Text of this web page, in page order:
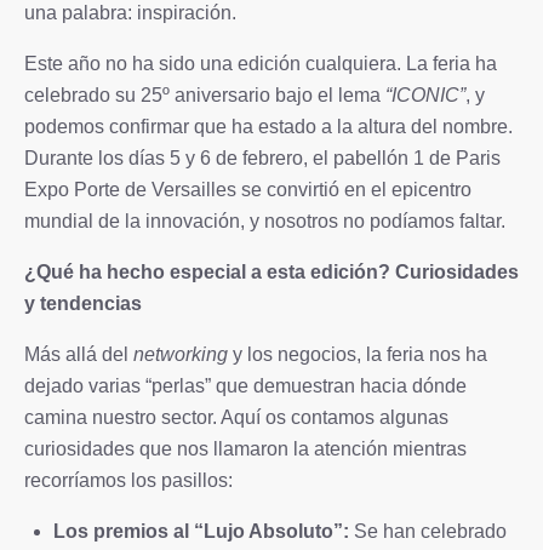
una palabra: inspiración.
Este año no ha sido una edición cualquiera. La feria ha
celebrado su 25º aniversario bajo el lema “ICONIC”, y
podemos confirmar que ha estado a la altura del nombre.
Durante los días 5 y 6 de febrero, el pabellón 1 de Paris
Expo Porte de Versailles se convirtió en el epicentro
mundial de la innovación, y nosotros no podíamos faltar.
¿Qué ha hecho especial a esta edición? Curiosidades
y tendencias
Más allá del networking y los negocios, la feria nos ha
dejado varias “perlas” que demuestran hacia dónde
camina nuestro sector. Aquí os contamos algunas
curiosidades que nos llamaron la atención mientras
recorríamos los pasillos:
Los premios al “Lujo Absoluto”: Se han celebrado